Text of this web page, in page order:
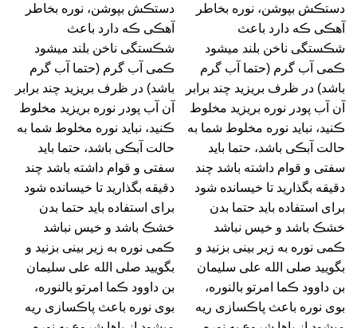
دستڪش بپوشن، نوره بخاطر
آهڪی ڪه دارد باعث
شڪستگی ناخن بلند میشود
ڪمی آب گرم (حتما آب گرم
باشد) در ظرف بریزید چند برابر
آن آب پودر نوره بریزید مخلوط
ڪنید، نباید نوره مخلوط شما به
حالت آبڪی باشد، حتما باید
سفتی و قوام داشته باشد چند
دقیقه بگذارید تا خیسانده شود
برای استفاده باید حتما بدن
خشڪ باشد و خیس نباشد
ڪمی نوره به زیر بینی بزنید و
بگویید صلی الله علی سلیمان
بن داوود ڪما امرتو بالنوره،
بوی نوره باعث پاڪسازی ریه
دستڪش بپوشن، نوره بخاطر
آهڪی ڪه دارد باعث
شڪستگی ناخن بلند میشود
ڪمی آب گرم (حتما آب گرم
باشد) در ظرف بریزید چند برابر
آن آب پودر نوره بریزید مخلوط
ڪنید، نباید نوره مخلوط شما به
حالت آبڪی باشد، حتما باید
سفتی و قوام داشته باشد چند
دقیقه بگذارید تا خیسانده شود
برای استفاده باید حتما بدن
خشڪ باشد و خیس نباشد
ڪمی نوره به زیر بینی بزنید و
بگویید صلی الله علی سلیمان
بن داوود ڪما امرتو بالنوره،
بوی نوره باعث پاڪسازی ریه